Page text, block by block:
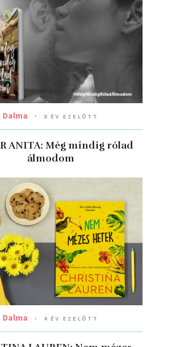
Dalma 8 ÉV EZELŐTT
ANITA: Még ​mindig rólad
álmodom
Dalma 4 ÉV EZELŐTT